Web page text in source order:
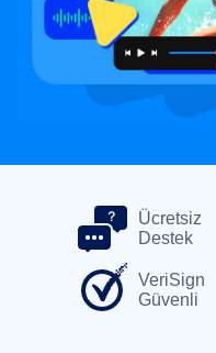
Ücretsiz
Destek
VeriSign
Güvenli